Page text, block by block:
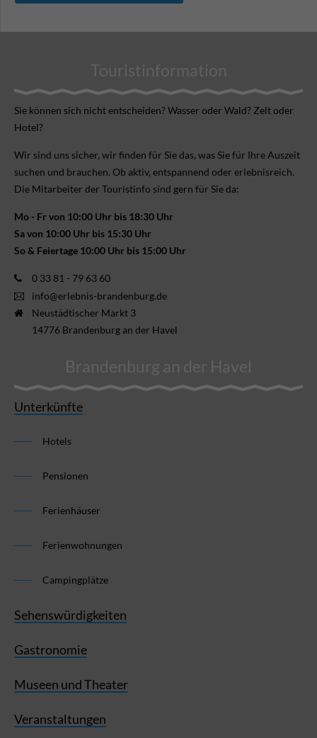
Touristinformation
Sie können sich nicht ent­scheiden? Wasser oder Wald? Zelt oder
Hotel?
Wir sind uns sicher, wir finden für Sie das, was Sie für Ihre Aus­zeit
suchen und brauchen. Ob aktiv, ent­spannend oder erlebnis­reich.
Die Mitarbeiter der Touristinfo sind gern für Sie da:
Mo - Fr von 10:00 Uhr bis 18:30 Uhr
Sa von 10:00 Uhr bis 15:30 Uhr
So & Feiertage 10:00 Uhr bis 15:00 Uhr
0 33 81 - 79 63 60
info@erlebnis-brandenburg.de
Neustädtischer Markt 3
14776 Brandenburg an der Havel
Brandenburg an der Havel
Unterkünfte
Hotels
Pensionen
Ferienhäuser
Ferienwohnungen
Campingplätze
Sehenswürdigkeiten
Gastronomie
Museen und Theater
Veranstaltungen